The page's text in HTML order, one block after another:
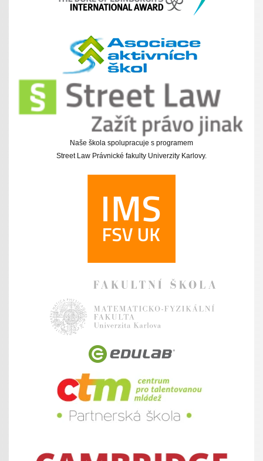
Naše škola spolupracuje s programem
Street Law Právnické fakulty Univerzity Karlovy.